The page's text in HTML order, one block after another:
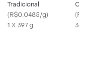
Tradicional
(R$0.0485/g)
1 X 397 g
(